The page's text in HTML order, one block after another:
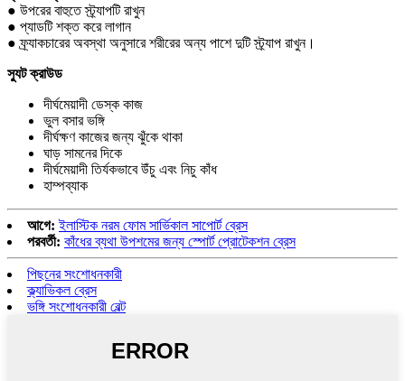
● উপরের বাহুতে স্ট্র্যাপটি রাখুন
● প্যাডটি শক্ত করে লাগান
● ফ্র্যাকচারের অবস্থা অনুসারে শরীরের অন্য পাশে দুটি স্ট্র্যাপ রাখুন।
স্যুট ক্রাউড
দীর্ঘমেয়াদী ডেস্ক কাজ
ভুল বসার ভঙ্গি
দীর্ঘক্ষণ কাজের জন্য ঝুঁকে থাকা
ঘাড় সামনের দিকে
দীর্ঘমেয়াদী তির্যকভাবে উঁচু এবং নিচু কাঁধ
হাম্পব্যাক
আগে: ইলাস্টিক নরম ফোম সার্ভিকাল সাপোর্ট ব্রেস
পরবর্তী: কাঁধের ব্যথা উপশমের জন্য স্পোর্ট প্রোটেকশন ব্রেস
পিছনের সংশোধনকারী
ক্ল্যাভিকল ব্রেস
ভঙ্গি সংশোধনকারী বেল্ট